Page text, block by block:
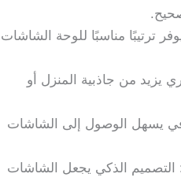
ترتيبًا مناسبًا للوحة الشاشات
يزيد من جاذبية المنزل أو
يسهل الوصول إلى الشاشات
: التصميم الذكي يجعل الشاشات